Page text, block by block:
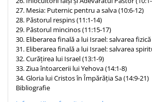
27. Mesia: Puternic pentru a salva (10:6-12)
28. Păstorul respins (11:1-14)
29. Păstorul mincinos (11:15-17)
30. Eliberarea finală a lui Israel: salvarea fizică
31. Eliberarea finală a lui Israel: salvarea
32. Curățirea lui Israel (13:1-9)
33. Ziua întoarcerii lui Yehova (14:1-8)
34. Gloria lui Cristos în Împărăția Sa (14:9-21)
Bibliografie